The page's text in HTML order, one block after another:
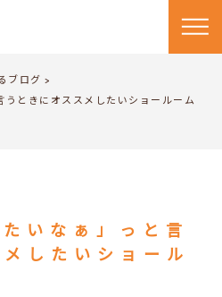
ブログ >
うときにオススメしたいショールーム
いなぁ」っと言
したいショール